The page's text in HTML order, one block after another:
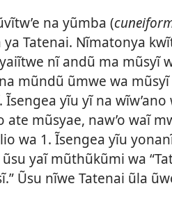
na yũmba (
Tatenai. Nĩmatonya
nĩ andũ ma mũsyĩ
mũndũ ũmwe wa
yĩu yĩ na wĩw’ano
ate mũsyae, naw’o waĩ
wa 1. Ĩsengea yĩu
yaĩ mũthũkũmi wa
Ũsu nĩwe Tatenai ũla